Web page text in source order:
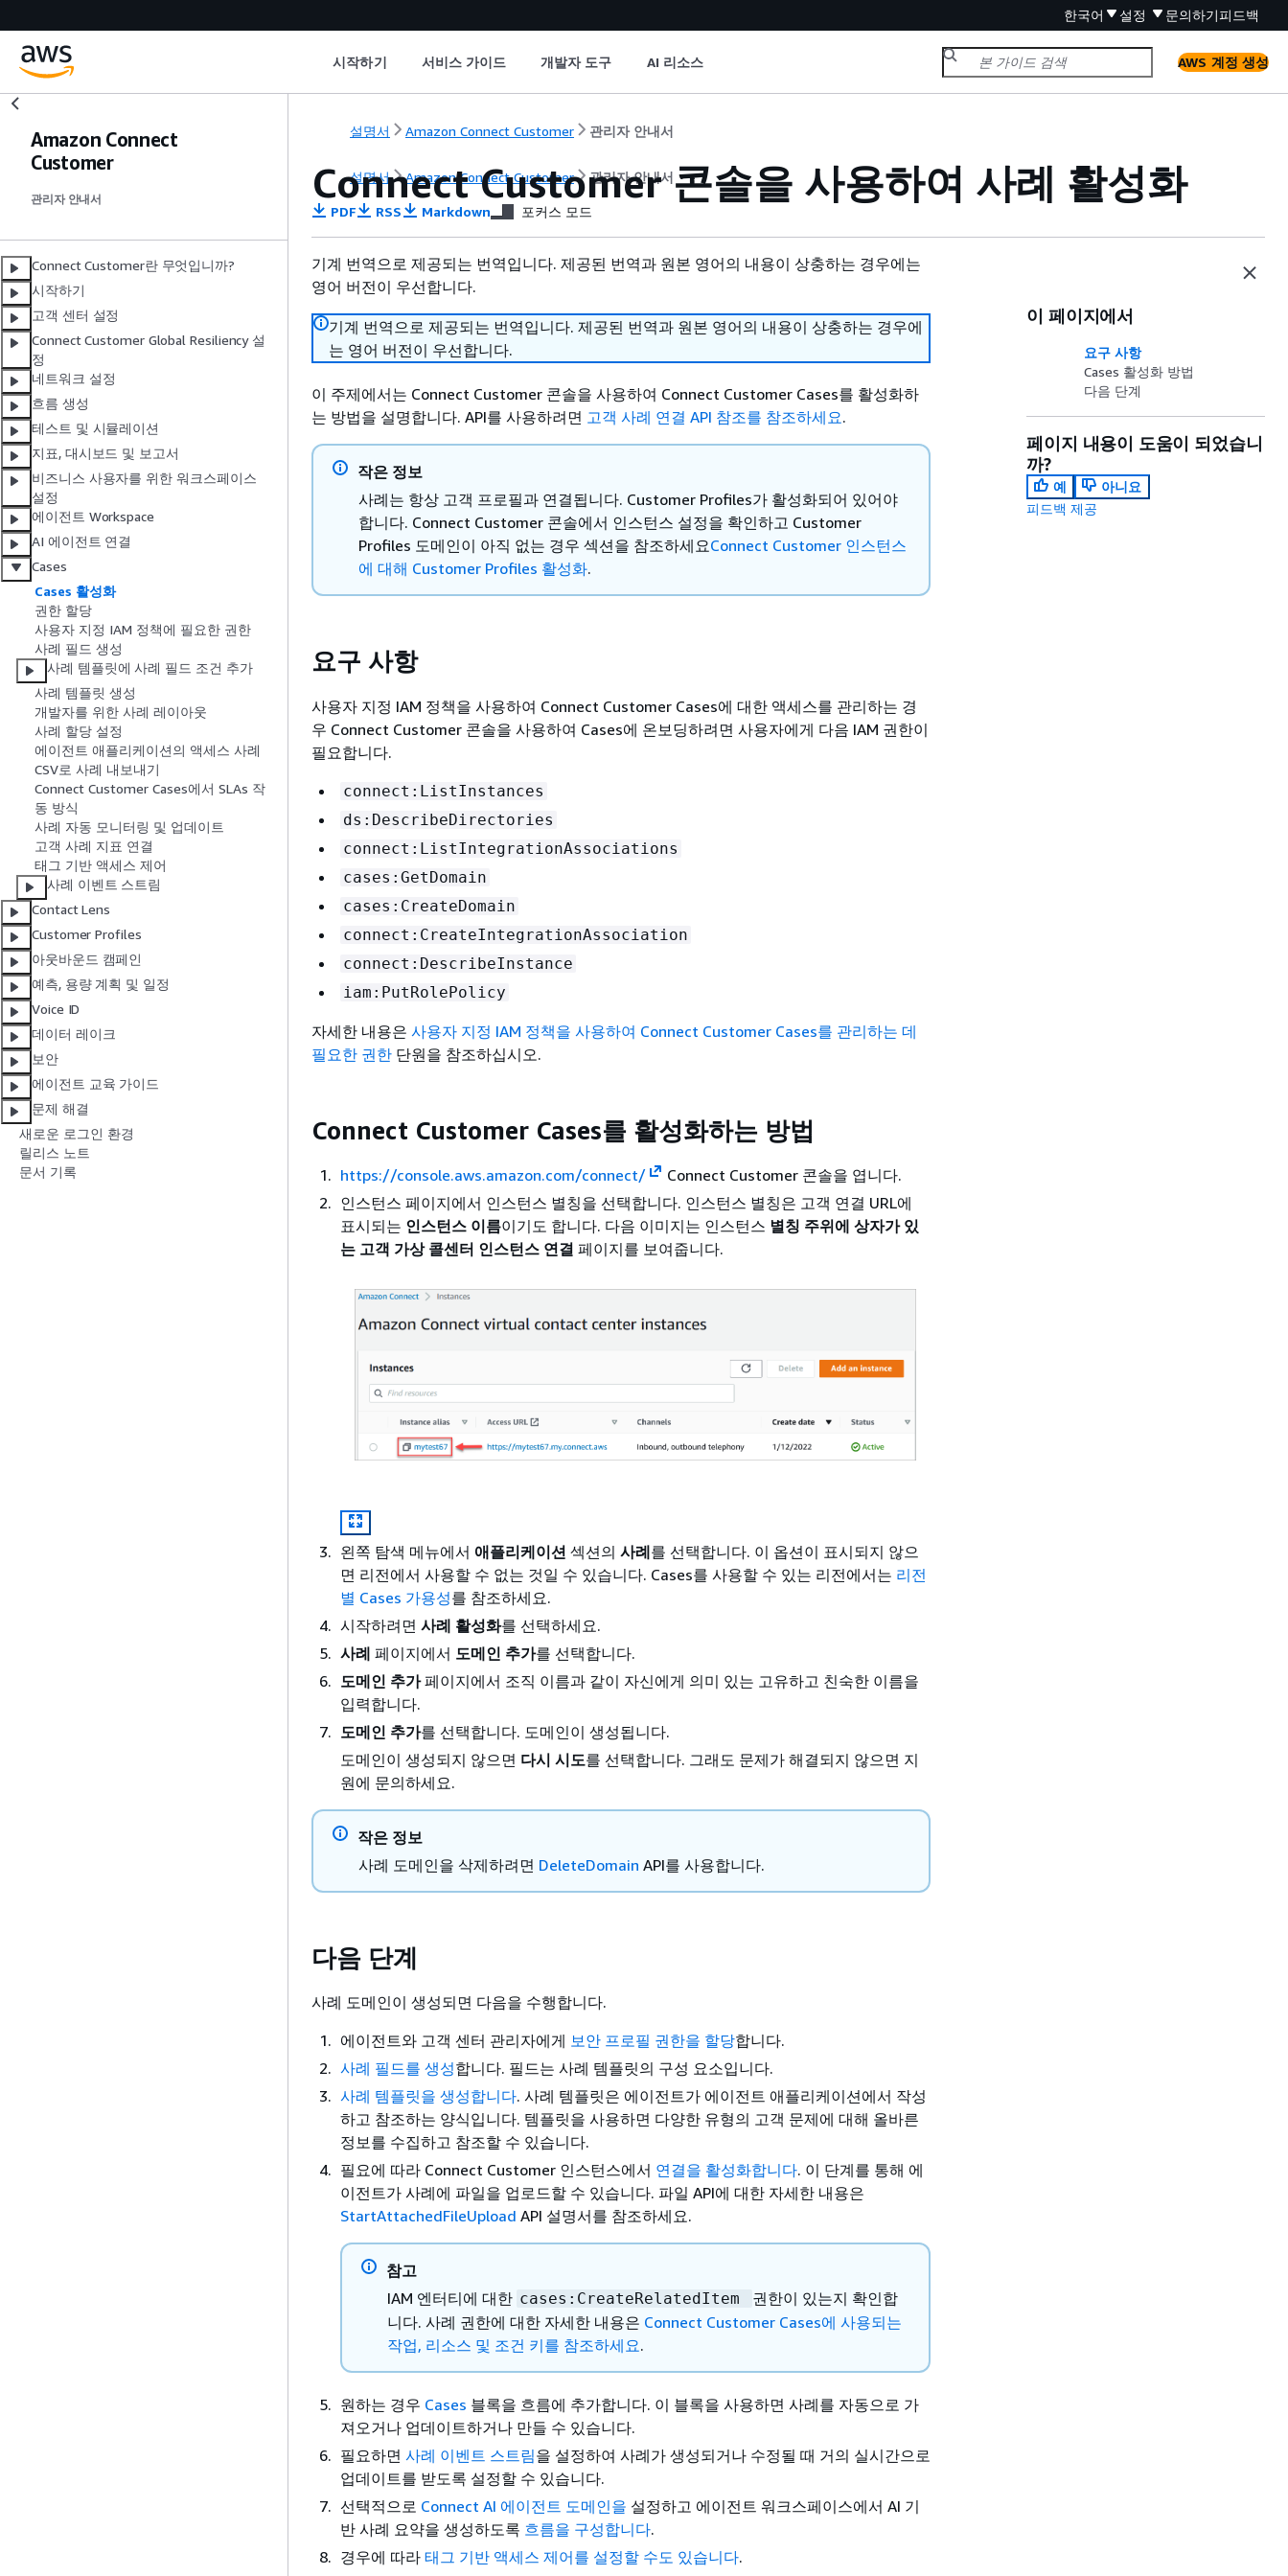
한국어 설정 문의하기피드백
시작하기 서비스 가이드 개발자 도구 AI 리소스 AWS 계정 생성
Amazon Connect
Customer
관리자 안내서
Connect Customer란 무엇입니까?
시작하기
고객 센터 설정
Connect Customer Global Resiliency 설
정
네트워크 설정
흐름 생성
테스트 및 시뮬레이션
지표, 대시보드 및 보고서
비즈니스 사용자를 위한 워크스페이스
설정
에이전트 Workspace
AI 에이전트 연결
Cases
Cases 활성화
권한 할당
사용자 지정 IAM 정책에 필요한 권한
사례 필드 생성
사례 템플릿에 사례 필드 조건 추가
사례 템플릿 생성
개발자를 위한 사례 레이아웃
사례 할당 설정
에이전트 애플리케이션의 액세스 사례
CSV로 사례 내보내기
Connect Customer Cases에서 SLAs 작
동 방식
사례 자동 모니터링 및 업데이트
고객 사례 지표 연결
태그 기반 액세스 제어
사례 이벤트 스트림
Contact Lens
Customer Profiles
아웃바운드 캠페인
예측, 용량 계획 및 일정
Voice ID
데이터 레이크
보안
에이전트 교육 가이드
문제 해결
새로운 로그인 환경
릴리스 노트
문서 기록
설명서 Amazon Connect Customer 관리자 안내서
설명서 Amazon Connect Customer 관리자 안내서
Connect Customer 콘솔을 사용하여 사례 활성화
PDF RSS Markdown 포커스 모드
기계 번역으로 제공되는 번역입니다. 제공된 번역과 원본 영어의 내용이 상충하는 경우에는
영어 버전이 우선합니다.
기계 번역으로 제공되는 번역입니다. 제공된 번역과 원본 영어의 내용이 상충하는 경우에
는 영어 버전이 우선합니다.
이 주제에서는 Connect Customer 콘솔을 사용하여 Connect Customer Cases를 활성화하
는 방법을 설명합니다. API를 사용하려면 고객 사례 연결 API 참조를 참조하세요.
작은 정보
사례는 항상 고객 프로필과 연결됩니다. Customer Profiles가 활성화되어 있어야
합니다. Connect Customer 콘솔에서 인스턴스 설정을 확인하고 Customer
Profiles 도메인이 아직 없는 경우 섹션을 참조하세요Connect Customer 인스턴스
에 대해 Customer Profiles 활성화.
요구 사항
사용자 지정 IAM 정책을 사용하여 Connect Customer Cases에 대한 액세스를 관리하는 경
우 Connect Customer 콘솔을 사용하여 Cases에 온보딩하려면 사용자에게 다음 IAM 권한이
필요합니다.
connect:ListInstances
ds:DescribeDirectories
connect:ListIntegrationAssociations
cases:GetDomain
cases:CreateDomain
connect:CreateIntegrationAssociation
connect:DescribeInstance
iam:PutRolePolicy
자세한 내용은 사용자 지정 IAM 정책을 사용하여 Connect Customer Cases를 관리하는 데
필요한 권한 단원을 참조하십시오.
Connect Customer Cases를 활성화하는 방법
https://console.aws.amazon.com/connect/
Connect Customer 콘솔을 엽니다.
인스턴스 페이지에서 인스턴스 별칭을 선택합니다. 인스턴스 별칭은 고객 연결 URL에
표시되는 인스턴스 이름이기도 합니다. 다음 이미지는 인스턴스 별칭 주위에 상자가 있
는 고객 가상 콜센터 인스턴스 연결 페이지를 보여줍니다.
왼쪽 탐색 메뉴에서 애플리케이션 섹션의 사례를 선택합니다. 이 옵션이 표시되지 않으
면 리전에서 사용할 수 없는 것일 수 있습니다. Cases를 사용할 수 있는 리전에서는 리전
별 Cases 가용성를 참조하세요.
시작하려면 사례 활성화를 선택하세요.
사례 페이지에서 도메인 추가를 선택합니다.
도메인 추가페이지에서 조직 이름과 같이 자신에게 의미 있는 고유하고 친숙한 이름을
입력합니다.
도메인 추가를 선택합니다. 도메인이 생성됩니다.
도메인이 생성되지 않으면 다시 시도를 선택합니다. 그래도 문제가 해결되지 않으면 지
원에 문의하세요.
작은 정보
사례 도메인을 삭제하려면 DeleteDomain API를 사용합니다.
다음 단계
사례 도메인이 생성되면 다음을 수행합니다.
에이전트와 고객 센터 관리자에게 보안 프로필 권한을 할당합니다.
사례 필드를 생성합니다. 필드는 사례 템플릿의 구성 요소입니다.
사례 템플릿을 생성합니다. 사례 템플릿은 에이전트가 에이전트 애플리케이션에서 작성
하고 참조하는 양식입니다. 템플릿을 사용하면 다양한 유형의 고객 문제에 대해 올바른
정보를 수집하고 참조할 수 있습니다.
필요에 따라 Connect Customer 인스턴스에서 연결을 활성화합니다. 이 단계를 통해 에
이전트가 사례에 파일을 업로드할 수 있습니다. 파일 API에 대한 자세한 내용은
StartAttachedFileUpload API 설명서를 참조하세요.
참고
IAM 엔터티에 대한 cases:CreateRelatedItem
권한이 있는지 확인합
니다. 사례 권한에 대한 자세한 내용은 Connect Customer Cases에 사용되는
작업, 리소스 및 조건 키를 참조하세요.
원하는 경우 Cases 블록을 흐름에 추가합니다. 이 블록을 사용하면 사례를 자동으로 가
져오거나 업데이트하거나 만들 수 있습니다.
필요하면 사례 이벤트 스트림을 설정하여 사례가 생성되거나 수정될 때 거의 실시간으로
업데이트를 받도록 설정할 수 있습니다.
선택적으로 Connect AI 에이전트 도메인을 설정하고 에이전트 워크스페이스에서 AI 기
반 사례 요약을 생성하도록 흐름을 구성합니다.
경우에 따라 태그 기반 액세스 제어를 설정할 수도 있습니다.
이 페이지에서
요구 사항
Cases 활성화 방법
다음 단계
페이지 내용이 도움이 되었습니
까?
예
아니요
피드백 제공